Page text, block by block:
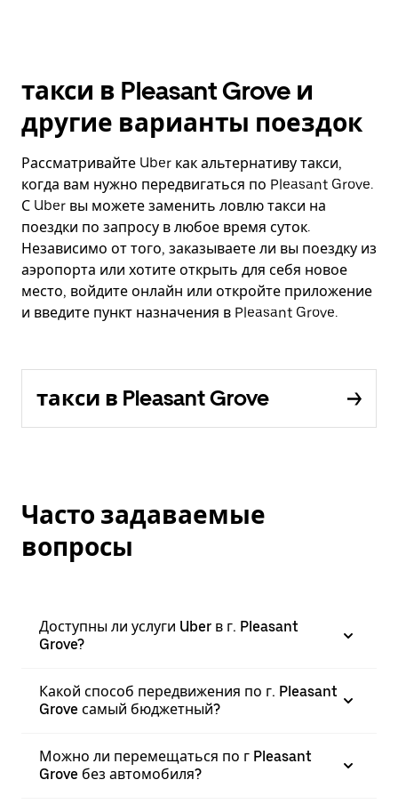
такси в Pleasant Grove и
другие варианты поездок
Рассматривайте Uber как альтернативу такси,
когда вам нужно передвигаться по Pleasant Grove.
С Uber вы можете заменить ловлю такси на
поездки по запросу в любое время суток.
Независимо от того, заказываете ли вы поездку из
аэропорта или хотите открыть для себя новое
место, войдите онлайн или откройте приложение
и введите пункт назначения в Pleasant Grove.
такси в Pleasant Grove
Часто задаваемые
вопросы
Доступны ли услуги Uber в г. Pleasant
Grove?
Какой способ передвижения по г. Pleasant
Grove самый бюджетный?
Можно ли перемещаться по г Pleasant
Grove без автомобиля?